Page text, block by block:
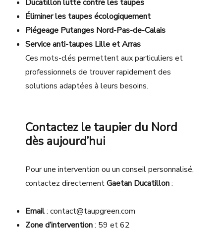
Ducatillon lutte contre les taupes
Éliminer les taupes écologiquement
Piégeage Putanges Nord-Pas-de-Calais
Service anti-taupes Lille et Arras
Ces mots-clés permettent aux particuliers et
professionnels de trouver rapidement des
solutions adaptées à leurs besoins.
Contactez le taupier du Nord
dès aujourd’hui
Pour une intervention ou un conseil personnalisé,
contactez directementGaetan Ducatillon:
Email: contact@taupgreen.com
Zone d’intervention: 59 et 62